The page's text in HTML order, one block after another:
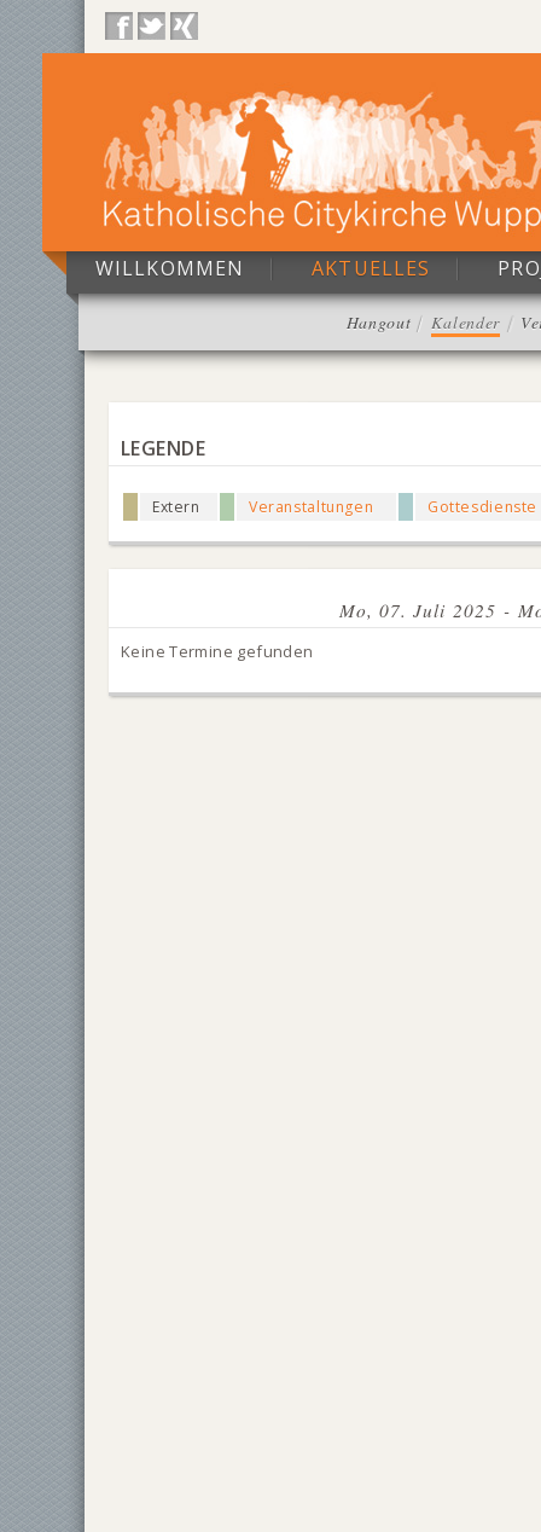
WILLKOMMEN AKTUELLES
Hangout Kalender
LEGENDE
Extern Veranstaltungen Gottesdienste
Mo, 07. Juli 2025 -
Keine Termine gefunden